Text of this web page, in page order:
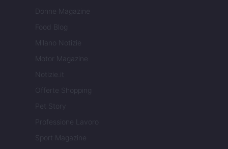
Donne Magazine
Food Blog
Milano Notizie
Motor Magazine
Notizie.it
Offerte Shopping
Pet Story
Professione Lavoro
Sport Magazine